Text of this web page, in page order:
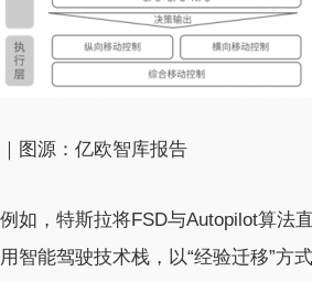
｜图源：亿欧智库报告
例如，特斯拉将FSD与Autopilot算法
用智能驾驶技术栈，以“经验迁移”方